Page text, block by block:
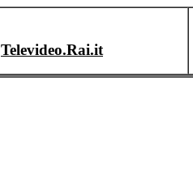
Televideo.Rai.it